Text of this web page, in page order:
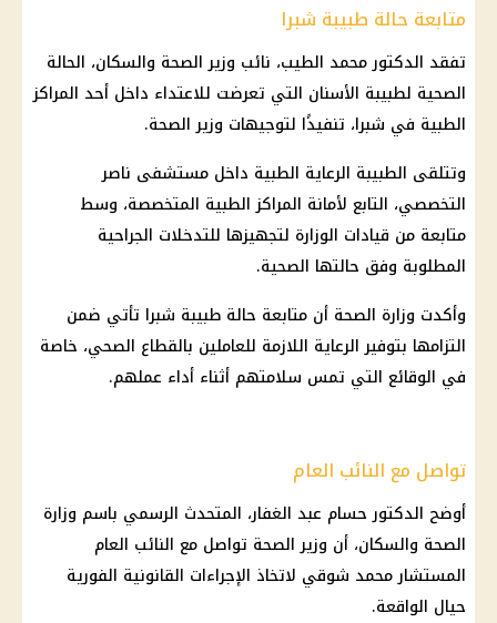
متابعة حالة طبيبة شبرا
تفقد الدكتور محمد الطيب، نائب وزير الصحة والسكان، الحالة
الصحية لطبيبة الأسنان التي تعرضت للاعتداء داخل أحد المراكز
الطبية في شبرا، تنفيذًا لتوجيهات وزير الصحة.
وتتلقى الطبيبة الرعاية الطبية داخل مستشفى ناصر
التخصصي، التابع لأمانة المراكز الطبية المتخصصة، وسط
متابعة من قيادات الوزارة لتجهيزها للتدخلات الجراحية
المطلوبة وفق حالتها الصحية.
وأكدت وزارة الصحة أن متابعة حالة طبيبة شبرا تأتي ضمن
التزامها بتوفير الرعاية اللازمة للعاملين بالقطاع الصحي، خاصة
في الوقائع التي تمس سلامتهم أثناء أداء عملهم.
تواصل مع النائب العام
أوضح الدكتور حسام عبد الغفار، المتحدث الرسمي باسم وزارة
الصحة والسكان، أن وزير الصحة تواصل مع النائب العام
المستشار محمد شوقي لاتخاذ الإجراءات القانونية الفورية
حيال الواقعة.